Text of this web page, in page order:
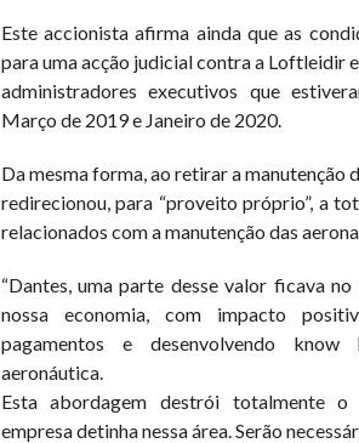
Este accionista afirma ainda que as
para uma acção judicial contra a Loftleidir
administradores executivos que
Março de 2019 e Janeiro de 2020.
Da mesma forma, ao retirar a manutenção
redirecionou, para “proveito próprio”, a
relacionados com a manutenção das
“Dantes, uma parte desse valor ficava
nossa economia, com impacto
pagamentos e desenvolvendo
aeronáutica.
Esta abordagem destrói totalmente
empresa detinha nessa área. Serão